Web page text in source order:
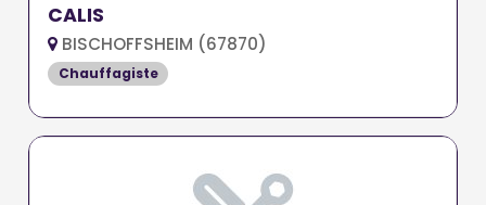
CALIS
BISCHOFFSHEIM (67870)
Chauffagiste